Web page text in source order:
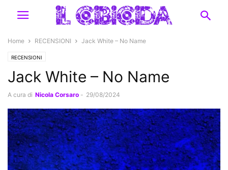
Home RECENSIONI Jack White – No Name
RECENSIONI
Jack White – No Name
A cura di Nicola Corsaro - 29/08/2024